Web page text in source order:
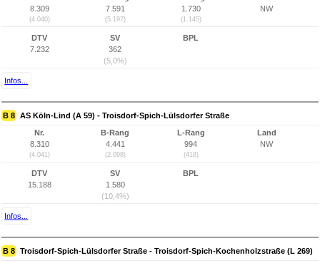
8.309
(4.040)
7.591
(5.197)
1.730
(1.145)
NW
DTV
7.232
SV
362
(5,0%)
BPL
Infos...
B 8 AS Köln-Lind (A 59) - Troisdorf-Spich-Lülsdorfer Straße
Nr.
8.310
(4.041)
B-Rang
4.441
(2.098)
L-Rang
994
(418)
Land
NW
DTV
15.188
SV
1.580
(10,4%)
BPL
Infos...
B 8 Troisdorf-Spich-Lülsdorfer Straße - Troisdorf-Spich-Kochenholzstraße (L 269)